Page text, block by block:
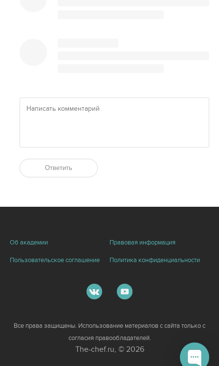
Ответить
Об академии Правовая информация
Пользовательское соглашение Политика конфиденциальности
Все права защищены. Использование материалов с сайта только с
согласия правообладателей.
The-chef.ru, © 2026